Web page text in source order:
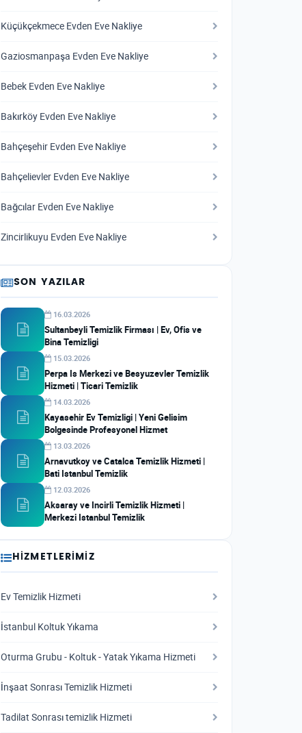
Küçükçekmece Evden Eve Nakliye
Gaziosmanpaşa Evden Eve Nakliye
Bebek Evden Eve Nakliye
Bakırköy Evden Eve Nakliye
Bahçeşehir Evden Eve Nakliye
Bahçelievler Evden Eve Nakliye
Bağcılar Evden Eve Nakliye
Zincirlikuyu Evden Eve Nakliye
SON YAZILAR
16.03.2026
Sultanbeyli Temizlik Firması | Ev, Ofis ve
Bina Temizligi
15.03.2026
Perpa Is Merkezi ve Besyuzevler Temizlik
Hizmeti | Ticari Temizlik
14.03.2026
Kayasehir Ev Temizligi | Yeni Gelisim
Bolgesinde Profesyonel Hizmet
13.03.2026
Arnavutkoy ve Catalca Temizlik Hizmeti |
Bati Istanbul Temizlik
12.03.2026
Aksaray ve Incirli Temizlik Hizmeti |
Merkezi Istanbul Temizlik
HIZMETLERIMIZ
Ev Temizlik Hizmeti
İstanbul Koltuk Yıkama
Oturma Grubu - Koltuk - Yatak Yıkama Hizmeti
İnşaat Sonrası Temizlik Hizmeti
Tadilat Sonrası temizlik Hizmeti